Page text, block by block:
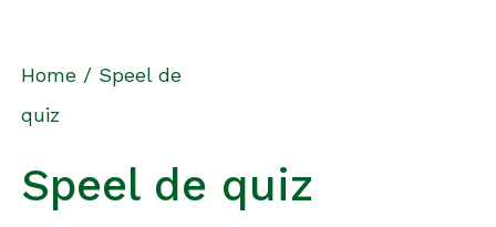
Home / Speel de
quiz
Speel de quiz